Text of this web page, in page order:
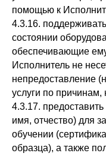
помощью к
4.3.16.
состоянии
обеспечивающие
Исполнитель не
непредоставление
услуги по
4.3.17.
имя, отчество) для
обучении
образца), а также